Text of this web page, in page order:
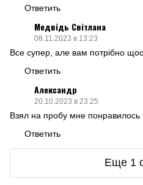
Ответить
Медвідь Світлана
08.11.2023 в 13:23
Все супер, але вам потрібно
Ответить
Александр
20.10.2023 в 23:25
Взял на пробу мне понравилось
Ответить
Еще 1